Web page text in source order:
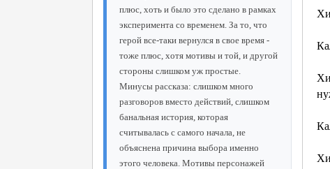
плюс, хоть и было это сделано в рамках
эксперимента со временем. За то, что
герой все-таки вернулся в свое время -
тоже плюс, хотя мотивы и той, и другой
стороны слишком уж простые.
Минусы рассказа: слишком много
разговоров вместо действий, слишком
банальная история, которая
считывалась с самого начала, не
объяснена причина выбора именно
этого человека. Мотивы персонажей